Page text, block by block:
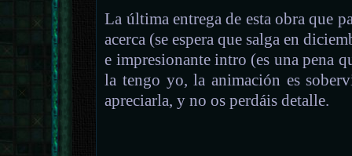
La última entrega de esta obra que
acerca (se espera que salga en
e impresionante intro (es una pena
la tengo yo, la animación es
apreciarla, y no os perdáis detalle.